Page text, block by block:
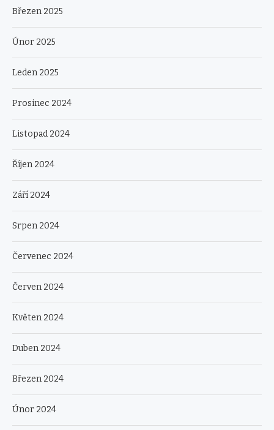
Březen 2025
Únor 2025
Leden 2025
Prosinec 2024
Listopad 2024
Říjen 2024
Září 2024
Srpen 2024
Červenec 2024
Červen 2024
Květen 2024
Duben 2024
Březen 2024
Únor 2024